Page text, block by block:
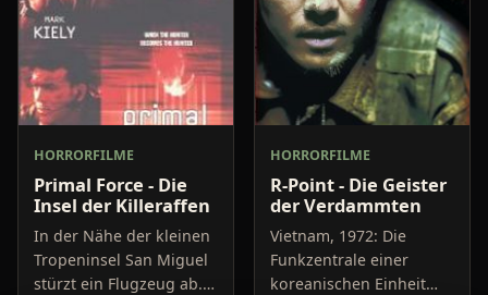
HORRORFILME
Primal Force - Die
Insel der Killeraffen
In der Nähe der kleinen
Tropeninsel San Miguel
stürzt ein Flugzeug ab.
HORRORFILME
R-Point - Die Geister
der Verdammten
Vietnam, 1972: Die
Funkzentrale einer
koreanischen Einheit